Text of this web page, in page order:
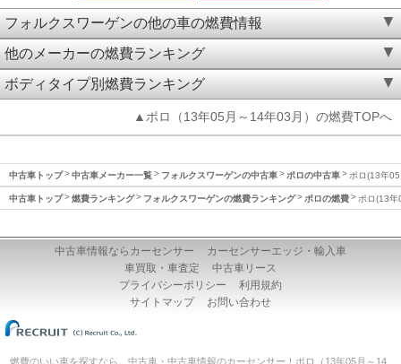
フォルクスワーゲンの他の車の燃費情報
他のメーカーの燃費ランキング
ボディタイプ別燃費ランキング
▲ポロ（13年05月～14年03月）の燃費TOPへ
中古車トップ 中古車メーカー一覧 フォルクスワーゲンの中古車 ポロの中古車 ポロ(13年
中古車トップ 燃費ランキング フォルクスワーゲンの燃費ランキング ポロの燃費 ポロ(13
中古車情報ならカーセンサー
カーセンサーエッジ・輸入車
車買取・車査定
中古車リース
プライバシーポリシー
利用規約
サイトマップ
お問い合わせ
燃費のいい車を探すなら、中古車・中古車情報のカーセンサー！ポロ（13年05月～14